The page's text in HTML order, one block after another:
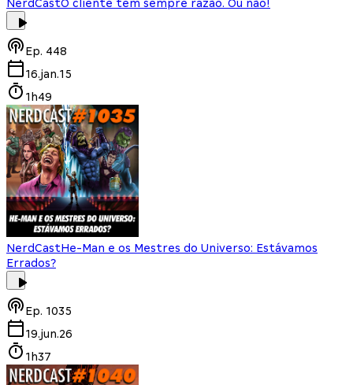
NerdCastO cliente tem sempre razão. Ou não!
Ep. 448
16.jan.15
1h49
NerdCastHe-Man e os Mestres do Universo: Estávamos
Errados?
Ep. 1035
19.jun.26
1h37